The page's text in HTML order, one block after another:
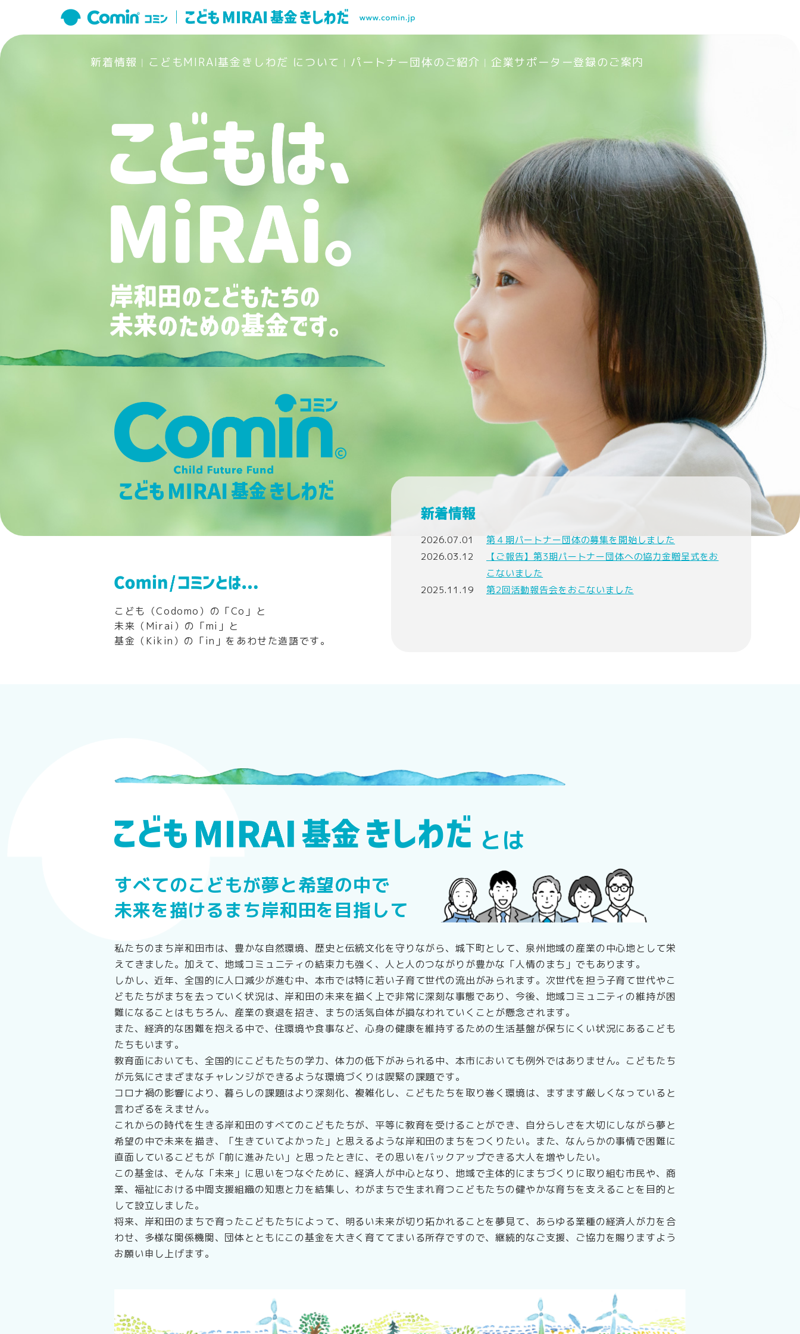
新着情報 こどもMIRAI基金きしわだ について パートナー団体のご紹介 企業サポーター登録のご案内
2026.07.01
第４期パートナー団体の募集を開始しました
2026.03.12
【ご報告】第3期パートナー団体への協力金贈呈式をお
こないました
2025.11.19
第2回活動報告会をおこないました
こども（Codomo）の「Co」と
未来（Mirai）の「mi」と
基金（Kikin）の「in」をあわせた造語です。
とは
すべてのこどもが夢と希望の中で
未来を描けるまち岸和田を目指して
私たちのまち岸和田市は、豊かな自然環境、歴史と伝統文化を守りながら、城下町として、泉州地域の産業の中心地として栄
えてきました。加えて、地域コミュニティの結束力も強く、人と人のつながりが豊かな「人情のまち」でもあります。
しかし、近年、全国的に人口減少が進む中、本市では特に若い子育て世代の流出がみられます。次世代を担う子育て世代やこ
どもたちがまちを去っていく状況は、岸和田の未来を描く上で非常に深刻な事態であり、今後、地域コミュニティの維持が困
難になることはもちろん、産業の衰退を招き、まちの活気自体が損なわれていくことが懸念されます。
また、経済的な困難を抱える中で、住環境や食事など、心身の健康を維持するための生活基盤が保ちにくい状況にあるこども
たちもいます。
教育面においても、全国的にこどもたちの学力、体力の低下がみられる中、本市においても例外ではありません。こどもたち
が元気にさまざまなチャレンジができるような環境づくりは喫緊の課題です。
コロナ禍の影響により、暮らしの課題はより深刻化、複雑化し、こどもたちを取り巻く環境は、ますます厳しくなっていると
言わざるをえません。
これからの時代を生きる岸和田のすべてのこどもたちが、平等に教育を受けることができ、自分らしさを大切にしながら夢と
希望の中で未来を描き、「生きていてよかった」と思えるような岸和田のまちをつくりたい。また、なんらかの事情で困難に
直面しているこどもが「前に進みたい」と思ったときに、その思いをバックアップできる大人を増やしたい。
この基金は、そんな「未来」に思いをつなぐために、経済人が中心となり、地域で主体的にまちづくりに取り組む市民や、商
業、福祉における中間支援組織の知恵と力を結集し、わがまちで生まれ育つこどもたちの健やかな育ちを支えることを目的と
して設立しました。
将来、岸和田のまちで育ったこどもたちによって、明るい未来が切り拓かれることを夢見て、あらゆる業種の経済人が力を合
わせ、多様な関係機関、団体とともにこの基金を大きく育ててまいる所存ですので、継続的なご支援、ご協力を賜りますよう
お願い申し上げます。